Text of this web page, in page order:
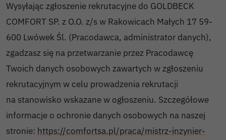
Wysyłając zgłoszenie rekrutacyjne do GOLDBECK
COMFORT SP. z O.O. z/s w Rakowicach Małych 17 59-
600 Lwówek Śl. (Pracodawca, administrator danych),
zgadzasz się na przetwarzanie przez Pracodawcę
Twoich danych osobowych zawartych w zgłoszeniu
rekrutacyjnym w celu prowadzenia rekrutacji
na stanowisko wskazane w ogłoszeniu. Szczegółowe
informacje o ochronie danych osobowych na naszej
stronie: https://comfortsa.pl/praca/mistrz-inzynier-